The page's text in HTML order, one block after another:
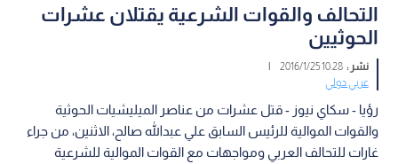
التحالف والقوات الشرعية يقتلان عشرات
الحوثيين
نشر :10:28 2016/1/25
|
عربي دولي
رؤيا - سكاي نيوز - قتل عشرات من عناصر الميليشيات الحوثية
والقوات الموالية للرئيس السابق علي عبدالله صالح، الاثنين، من جراء
غارات للتحالف العربي ومواجهات مع القوات الموالية للشرعية